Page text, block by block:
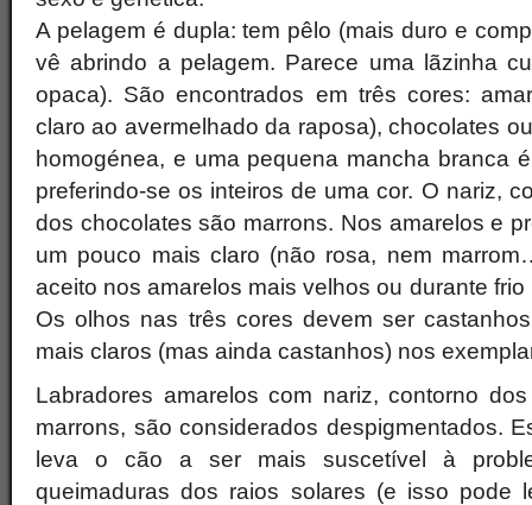
A pelagem é dupla: tem pêlo (mais duro e
vê abrindo a pelagem. Parece uma lãzinha
opaca). São encontrados em três cores:
claro ao avermelhado da raposa), chocolates
homogénea, e uma pequena mancha branca
preferindo-se os inteiros de uma cor. O nariz,
dos chocolates são marrons. Nos amarelos e
um pouco mais claro (não rosa, nem
aceito nos amarelos mais velhos ou durante
Os olhos nas três cores devem ser
mais claros (mas ainda castanhos) nos
Labradores amarelos com nariz, contorno
marrons, são considerados despigmentados.
leva o cão a ser mais suscetível à
queimaduras dos raios solares (e isso pode